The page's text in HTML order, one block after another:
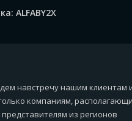
ALFABY2X
навстречу нашим клиентам
компаниям,
из регионов